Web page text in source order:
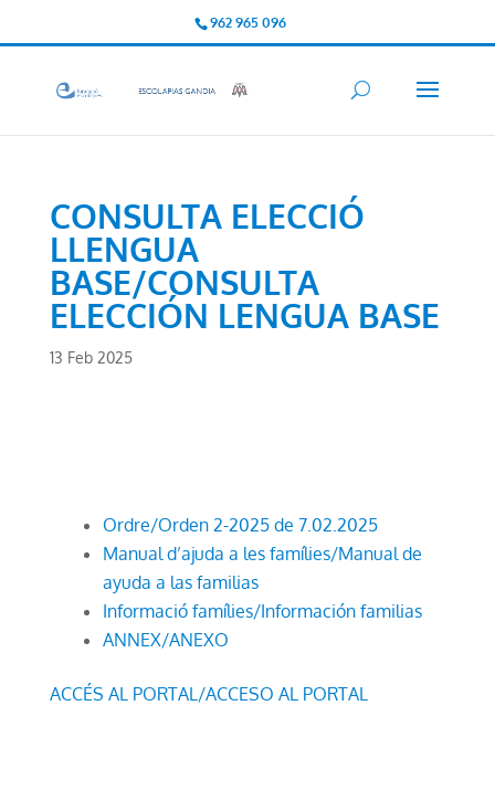
962 965 096
CONSULTA ELECCIÓ
LLENGUA
BASE/CONSULTA
ELECCIÓN LENGUA BASE
13 Feb 2025
Ordre/Orden 2-2025 de 7.02.2025
Manual d’ajuda a les famílies/Manual de
ayuda a las familias
Informació famílies/Información familias
ANNEX/ANEXO
ACCÉS AL PORTAL/ACCESO AL PORTAL